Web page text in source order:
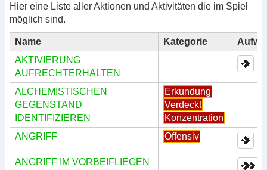
Hier eine Liste aller Aktionen und Aktivitäten die im Spiel
möglich sind.
Name Kategorie
AKTIVIERUNG
AUFRECHTERHALTEN
ALCHEMISTISCHEN
GEGENSTAND
IDENTIFIZIEREN
Erkundung
Verdeckt
Konzentration
ANGRIFF
Offensiv
ANGRIFF IM VORBEIFLIEGEN